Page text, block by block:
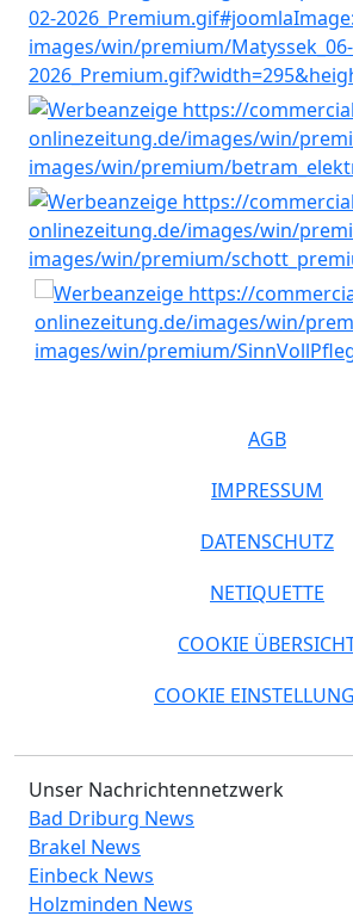
AGB
IMPRESSUM
DATENSCHUTZ
NETIQUETTE
COOKIE
COOKIE
Unser Nachrichtennetzwerk
Bad Driburg News
Brakel News
Einbeck News
Holzminden News